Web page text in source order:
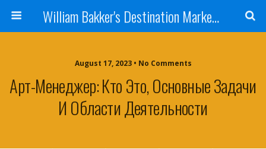
William Bakker's Destination Marketing blog
August 17, 2023 • No Comments
Арт-Менеджер: Кто Это, Основные Задачи
И Области Деятельности